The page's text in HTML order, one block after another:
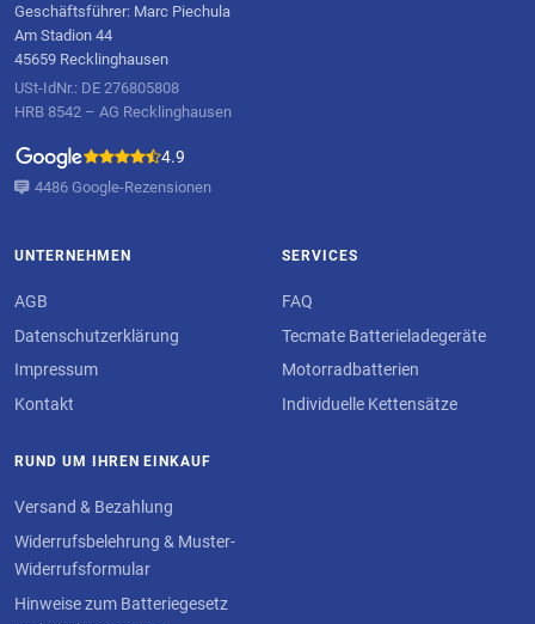
Geschäftsführer: Marc Piechula
Am Stadion 44
45659 Recklinghausen
USt-IdNr.: DE 276805808
HRB 8542 – AG Recklinghausen
4.9
4486 Google-Rezensionen
UNTERNEHMEN
AGB
Datenschutzerklärung
Impressum
Kontakt
SERVICES
FAQ
Tecmate Batterieladegeräte
Motorradbatterien
Individuelle Kettensätze
RUND UM IHREN EINKAUF
Versand & Bezahlung
Widerrufsbelehrung & Muster-
Widerrufsformular
Hinweise zum Batteriegesetz